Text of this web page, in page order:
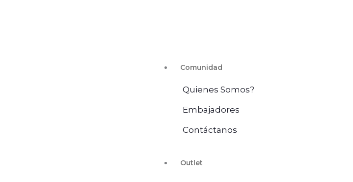
Comunidad
Quienes Somos?
Embajadores
Contáctanos
Outlet